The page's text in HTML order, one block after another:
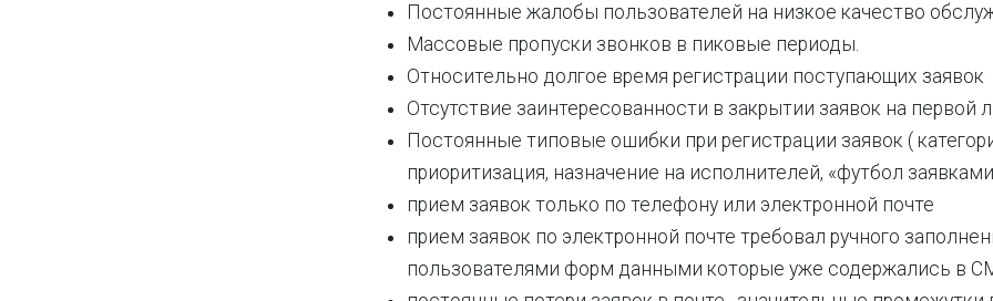
Постоянные жалобы пользователей на низкое качество
Массовые пропуски звонков в пиковые периоды.
Относительно долгое время регистрации поступающих заявок
Отсутствие заинтересованности в закрытии заявок на первой
Постоянные типовые ошибки при регистрации заявок (
приоритизация, назначение на исполнителей, «футбол
прием заявок только по телефону или электронной почте
прием заявок по электронной почте требовал ручного
пользователями форм данными которые уже содержались в